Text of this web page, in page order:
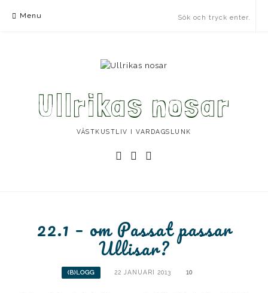
Menu
Ullrikas nosar
VÄSTKUSTLIV I VARDAGSLUNK
Instagram
Facebook
22.1 – om Passat passar
Ullisar?
(B)LOGG 22 JANUARI 2013 10